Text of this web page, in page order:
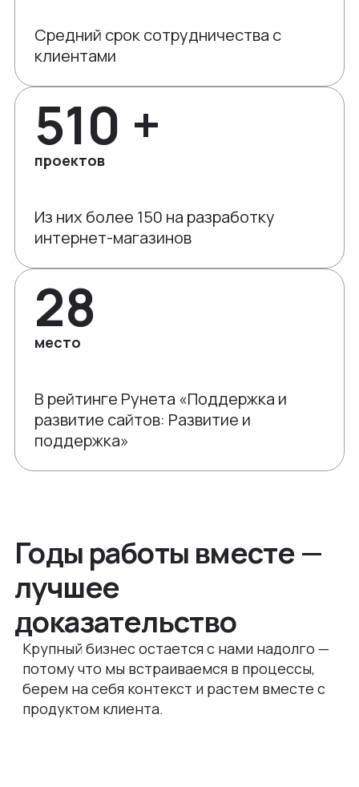
Средний срок сотрудничества с
клиентами
510 +
проектов
Из них более 150 на разработку
интернет-магазинов
28
место
В рейтинге Рунета «Поддержка и
развитие сайтов: Развитие и
поддержка»
Годы работы вместе —
лучшее
доказательство
Крупный бизнес остается с нами надолго —
потому что мы встраиваемся в процессы,
берем на себя контекст и растем вместе с
продуктом клиента.